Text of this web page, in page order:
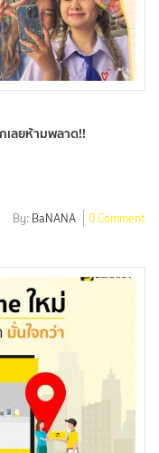
เลยห้ามพลาด!!
By: BaNANA 0 Comment